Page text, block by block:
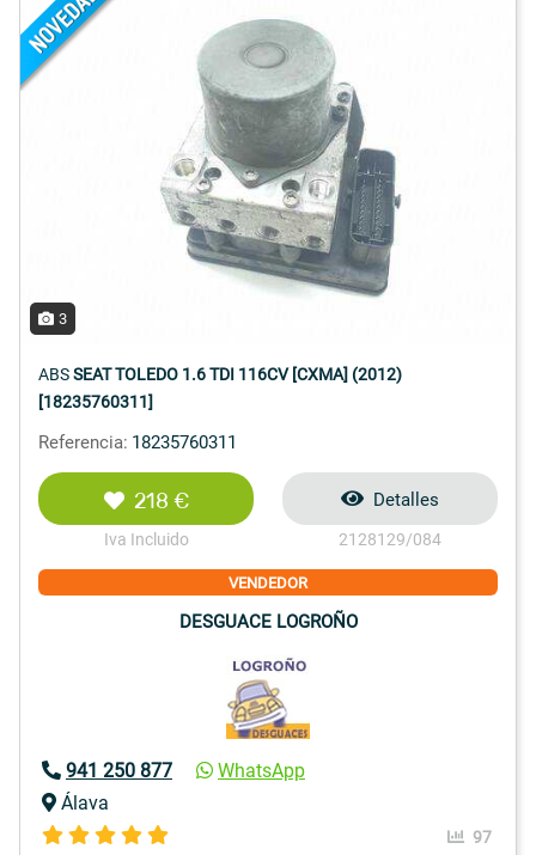
3
ABSSEAT TOLEDO 1.6 TDI 116CV [CXMA] (2012)
[18235760311]
Referencia: 18235760311
218 €
Iva Incluido
Detalles
2128129/084
VENDEDOR
DESGUACE LOGROÑO
941 250 877
WhatsApp
Álava
97